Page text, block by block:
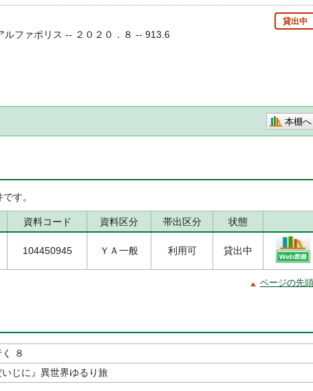
貸出中
ルファポリス -- ２０２０．８ -- 913.6
本棚へ
です。
資料コード 資料区分 帯出区分 状態
104450945 ＹＡ一般 利用可 貸出中
ページの先
８
いじに』異世界ゆるり旅